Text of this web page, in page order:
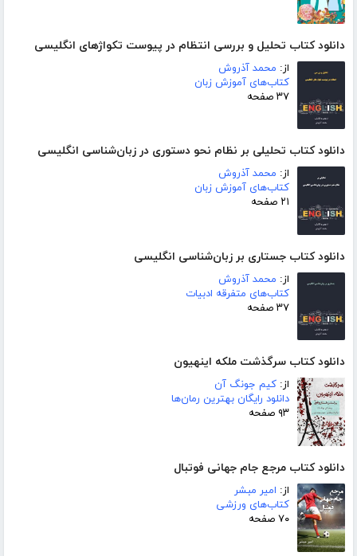
دانلود کتاب تحلیل و بررسی انتظام در پیوست تکواژهای انگلیسی
از: محمد آذروش
کتاب‌های آموزش زبان
۳۷ صفحه
دانلود کتاب تحلیلی بر نظام نحو دستوری در زبان‌شناسی انگلیسی
از: محمد آذروش
کتاب‌های آموزش زبان
۲۱ صفحه
دانلود کتاب جستاری بر زبان‌شناسی انگلیسی
از: محمد آذروش
کتاب‌های متفرقه ادبیات
۳۷ صفحه
دانلود کتاب سرگذشت ملکه اینهیون
از: کیم جونگ آن
دانلود رایگان بهترین رمان‌ها
۹۳ صفحه
دانلود کتاب مرجع جام جهانی فوتبال
از: امیر مبشر
کتاب‌های ورزشی
۷۰ صفحه